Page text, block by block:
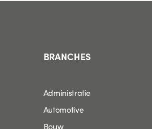
BRANCHES
Administratie
Automotive
Bouw